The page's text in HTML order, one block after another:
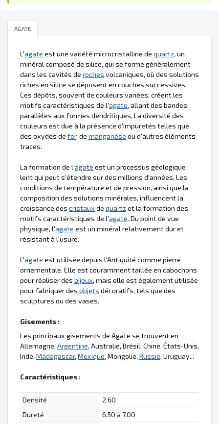
AGATE
L'agate est une variété microcristalline de quartz, un
minéral composé de silice, qui se forme généralement
dans les cavités de roches volcaniques, où des solutions
riches en silice se déposent en couches successives.
Ces dépôts, souvent de couleurs variées, créent les
motifs caractéristiques de l'agate, allant des bandes
parallèles aux formes dendritiques. La diversité des
couleurs est due à la présence d'impuretés telles que
des oxydes de fer, de manganèse ou d'autres éléments
traces.
La formation de l'agate est un processus géologique
lent qui peut s'étendre sur des millions d'années. Les
conditions de température et de pression, ainsi que la
composition des solutions minérales, influencent la
croissance des cristaux de quartzet la formation des
motifs caractéristiques de l'agate. Du point de vue
physique, l'agate est un minéral relativement dur et
résistant à l'usure.
L'agate est utilisée depuis l'Antiquité comme pierre
ornementale. Elle est couramment taillée en cabochons
pour réaliser des bijoux, mais elle est également utilisée
pour fabriquer des objets décoratifs, tels que des
sculptures ou des vases.
Gisements :
Les principaux gisements de Agate se trouvent en
Allemagne, Argentine, Australie, Brésil, Chine, États-Unis,
Inde, Madagascar, Mexique, Mongolie, Russie, Uruguay...
Caractéristiques:
Densité
2.60
Dureté
6.50 à 7.00